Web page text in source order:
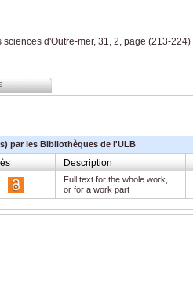
d'Outre-mer, 31, 2, page (213-224)
par les Bibliothèques de l'ULB
Description
Full text for the whole work,
or for a work part